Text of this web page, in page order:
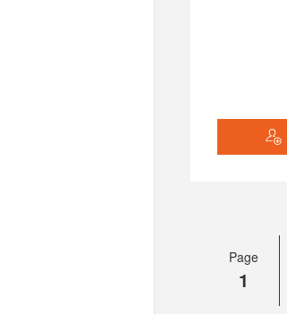
Page
1